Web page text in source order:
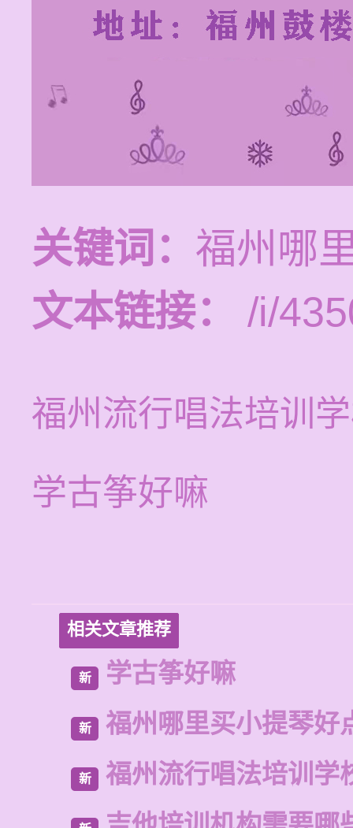
关键词： 福州哪
文本链接：
/i/
福州流行唱法培训
学古筝好嘛
相关文章推荐
新 学古筝好嘛
新 福州哪里买小提琴好
新 福州流行唱法培训学